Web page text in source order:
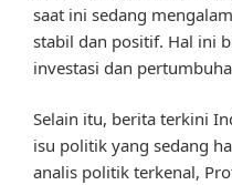
saat ini sedang
stabil dan positif. Hal ini
investasi dan
Selain itu, berita terkini
isu politik yang sedang
analis politik terkenal,